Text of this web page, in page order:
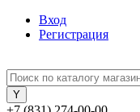
Вход
Регистрация